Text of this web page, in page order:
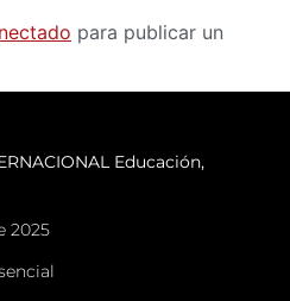
para publicar un
Educación,
2025